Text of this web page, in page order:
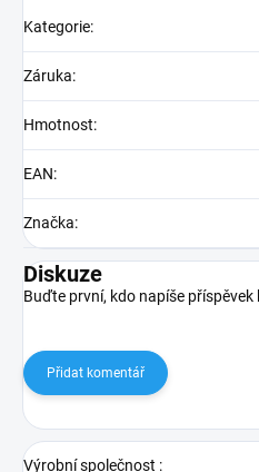
Kategorie:
Záruka:
Hmotnost:
EAN:
Značka:
Diskuze
Buďte první, kdo napíše příspěvek
Přidat komentář
Výrobní společnost :